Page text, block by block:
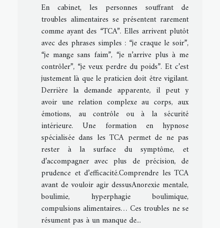
En cabinet, les personnes souffrant de
troubles alimentaires se présentent rarement
comme ayant des “TCA”. Elles arrivent plutôt
avec des phrases simples : “je craque le soir”,
“je mange sans faim”, “je n’arrive plus à me
contrôler”, “je veux perdre du poids”. Et c’est
justement là que le praticien doit être vigilant.
Derrière la demande apparente, il peut y
avoir une relation complexe au corps, aux
émotions, au contrôle ou à la sécurité
intérieure. Une formation en hypnose
spécialisée dans les TCA permet de ne pas
rester à la surface du symptôme, et
d’accompagner avec plus de précision, de
prudence et d’efficacité.Comprendre les TCA
avant de vouloir agir dessusAnorexie mentale,
boulimie, hyperphagie boulimique,
compulsions alimentaires… Ces troubles ne se
résument pas à un manque de...